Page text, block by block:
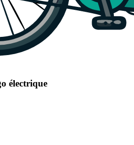
électrique